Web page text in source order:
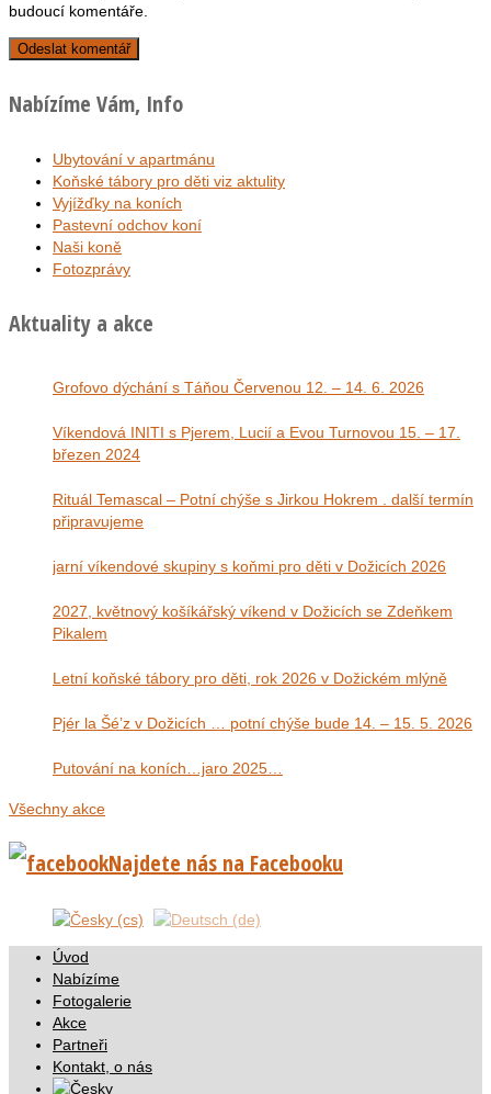
budoucí komentáře.
Nabízíme Vám, Info
Ubytování v apartmánu
Koňské tábory pro děti viz aktulity
Vyjížďky na koních
Pastevní odchov koní
Naši koně
Fotozprávy
Aktuality a akce
Grofovo dýchání s Táňou Červenou 12. – 14. 6. 2026
Víkendová INITI s Pjerem, Lucií a Evou Turnovou 15. – 17.
březen 2024
Rituál Temascal – Potní chýše s Jirkou Hokrem . další termín
připravujeme
jarní víkendové skupiny s koňmi pro děti v Dožicích 2026
2027, květnový košíkářský víkend v Dožicích se Zdeňkem
Pikalem
Letní koňské tábory pro děti, rok 2026 v Dožickém mlýně
Pjér la Šé’z v Dožicích … potní chýše bude 14. – 15. 5. 2026
Putování na koních…jaro 2025…
Všechny akce
Najdete nás na Facebooku
Úvod
Nabízíme
Fotogalerie
Akce
Partneři
Kontakt, o nás